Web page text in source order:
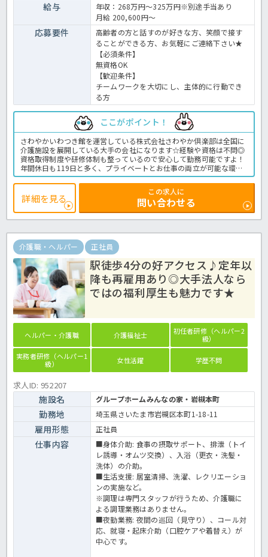
給与
年収：268万円～325万円※別途手当あり
月給 200,600円〜
応募要件
高齢者の方と話すのが好きな方、笑顔で接す
ることができる方、お気軽にご連絡下さい★
【必須条件】
無資格OK
【歓迎条件】
チームワークを大切にし、主体的に行動でき
る方
ここがポイント！
さわやかいわつき館を運営している株式会社さわやか倶楽部は全国に
介護施設を展開している大手の会社になります☆経験や資格は不問◎
資格取得制度や研修体制も整っているので安心して勤務可能ですよ！
年間休日も119日と多く、プライベートとお仕事の両立が可能な環境
になります☆定年が65歳で長く勤務することも可能で、65歳以降も条
件面は変わらずに働けるので安心の職場です〇求人が気になる方は是
非ほっ介護までお問い合わせください！有料老人ホームでの介護業務
全般です。＜介護職 正職員 有料老人ホームの求人＞
詳細を見る
この求人に
問い合わせる
介護職・ヘルパー 正社員
駅徒歩4分の好アクセス♪定年以
降も再雇用あり◎大手法人なら
ではの福利厚生も魅力です★
ヘルパー・介護職 介護福祉士
初任者研修（ヘルパー2
級）
実務者研修（ヘルパー1
級）
女性活躍 学歴不問
求人ID: 952207
施設名 グループホームみんなの家・岩槻本町
勤務地 埼玉県さいたま市岩槻区本町1-18-11
雇用形態 正社員
仕事内容
■身体介助: 食事の摂取サポート、排泄（トイ
レ誘導・オムツ交換）、入浴（更衣・洗髪・
洗体）の介助。
■生活支援: 居室清掃、洗濯、レクリエーショ
ンの実施など。
※調理は専門スタッフが行うため、介護職に
よる調理業務はありません。
■夜勤業務: 夜間の巡回（見守り）、コール対
応、就寝・起床介助（口腔ケアや着替え）が
中心です。